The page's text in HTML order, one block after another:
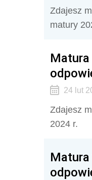
Zdajesz
matury
24 lut
Zdajesz
2024 r.
Matura